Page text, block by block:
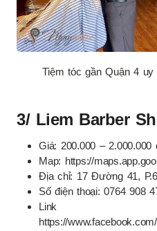
Tiệm tóc gần Quận 4
3/ Liem Barber
Giá: 200.000 – 2.000.000
Map: https://
Địa chỉ: 17 Đường 41,
Số điện thoại: 0764 908
https://